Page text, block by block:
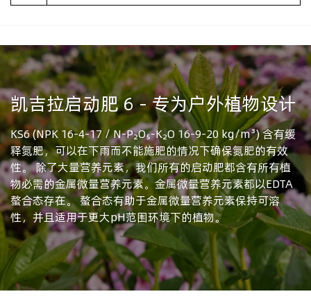
凯吉拉启动肥 6 - 专为户外植物设计
KS6 (NPK 16-4-17 / N-P₂O₅-K₂O 16-9-20 kg/m³) 含有缓
释氮肥，可以在下雨而不能施肥的情况下确保氮肥的有效
性。 除了大量营养元素，我们所有的启动肥都含有所有植
物必需的金属微量营养元素。金属微量营养元素都以EDTA
螯合态存在。 螯合态有助于金属微量营养元素保持可溶
性，并且适用于更大pH范围环境下的植物。